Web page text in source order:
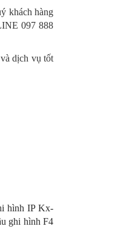
khách hàng
097 888
dịch vụ tốt
hình IP Kx-
ghi hình F4